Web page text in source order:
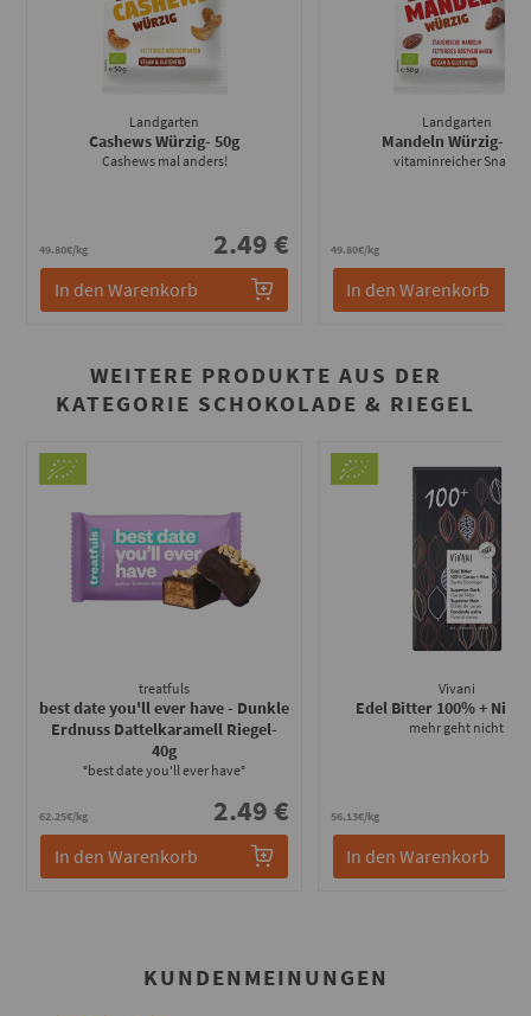
Landgarten
Cashews Würzig- 50g
Cashews mal anders!
49.80€/kg 2.49 €
In den Warenkorb
Landgarten
Mandeln Würzig- 50g
vitaminreicher Snack
49.80€/kg
In den Warenkorb
WEITERE PRODUKTE AUS DER
KATEGORIE SCHOKOLADE & RIEGEL
treatfuls
best date you'll ever have - Dunkle
Erdnuss Dattelkaramell Riegel-
40g
°best date you'll ever have°
62.25€/kg 2.49 €
In den Warenkorb
Vivani
Edel Bitter 100% + Nibs
mehr geht nicht
56.13€/kg
In den Warenkorb
KUNDENMEINUNGEN